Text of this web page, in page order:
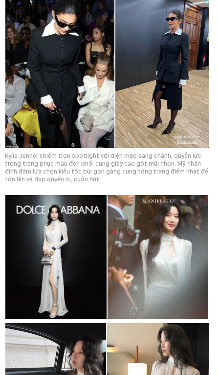
Kylie Jenner chiếm trọn spotlight với diện mạo sang chảnh, quyền lực
trong trang phục màu đen phối cùng giày cao gót mũi nhọn. Mỹ nhân
đình đám lựa chọn kiểu tóc búi gọn gàng cùng tông trang điểm nhạt để
tôn lên vẻ đẹp quyến rũ, cuốn hút